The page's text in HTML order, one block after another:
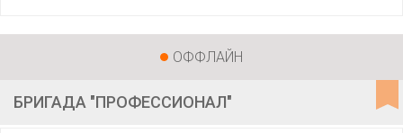
ОФФЛАЙН
БРИГАДА "ПРОФЕССИОНАЛ"